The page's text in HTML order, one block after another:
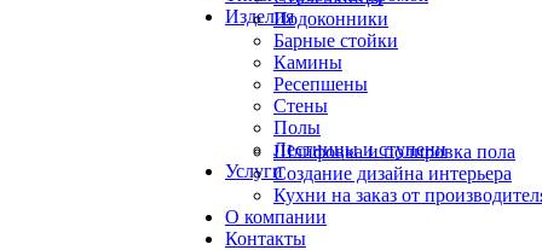
ИзделияПодоконники
Барные стойки
Камины
Ресепшены
Стены
Полы
Лестницы и ступени
Услуги
Шлифовка и полировка пола
Создание дизайна интерьера
Кухни на заказ от
О компании
Контакты